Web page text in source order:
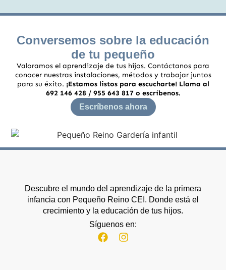
Conversemos sobre la educación
de tu pequeño
Valoramos el aprendizaje de tus hijos. Contáctanos para
conocer nuestras instalaciones, métodos y trabajar juntos
para su éxito. ¡Estamos listos para escucharte! Llama al
692 146 428 / 955 643 817o escríbenos.
Escríbenos ahora
Descubre el mundo del aprendizaje de la primera
infancia con Pequeño Reino CEI. Donde está el
crecimiento y la educación de tus hijos.
Síguenos en: